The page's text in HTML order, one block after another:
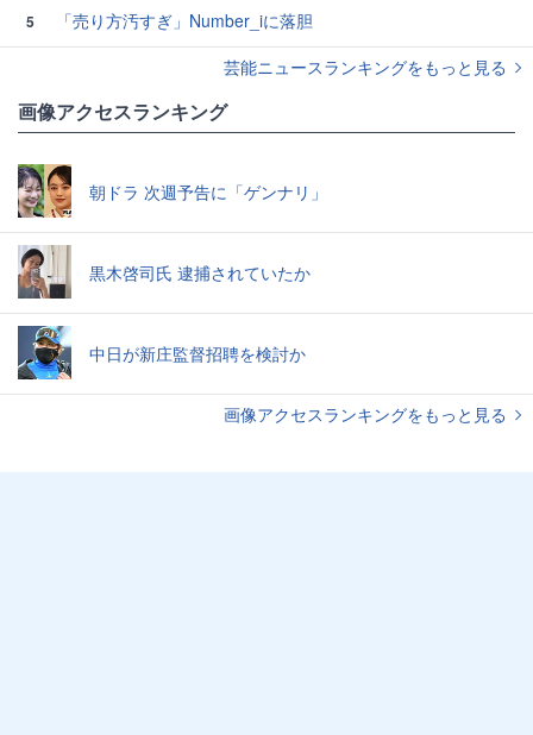
5
「売り方汚すぎ」Number_iに落胆
芸能ニュースランキングをもっと見る
画像アクセスランキング
朝ドラ 次週予告に「ゲンナリ」
黒木啓司氏 逮捕されていたか
中日が新庄監督招聘を検討か
画像アクセスランキングをもっと見る